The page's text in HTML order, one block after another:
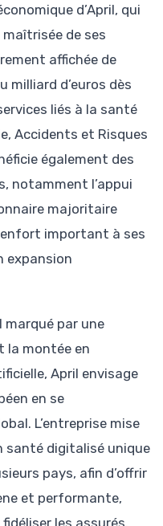
d’April, qui
de ses
affichée de
milliard d’euros dès
liés à la santé
Accidents et Risques
également des
notamment l’appui
majoritaire
important à ses
expansion
marqué par une
la montée en
April envisage
en se
L’entreprise mise
santé digitalisé unique
pays, afin d’offrir
et performante,
les assurés.